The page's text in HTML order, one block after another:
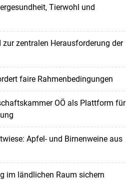
Tierwohl und
zentralen Herausforderung der
faire Rahmenbedingungen
OÖ als Plattform für
Apfel- und Birnenweine aus
im ländlichen Raum sichern